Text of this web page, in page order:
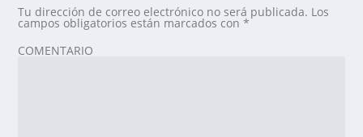
Tu dirección de correo electrónico no será publicada. Los
campos obligatorios están marcados con*
COMENTARIO